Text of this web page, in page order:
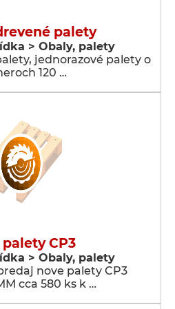
palety
> Obaly, palety
jednorazové palety o
120 …
CP3
> Obaly, palety
nove palety CP3
cca 580 ks k …